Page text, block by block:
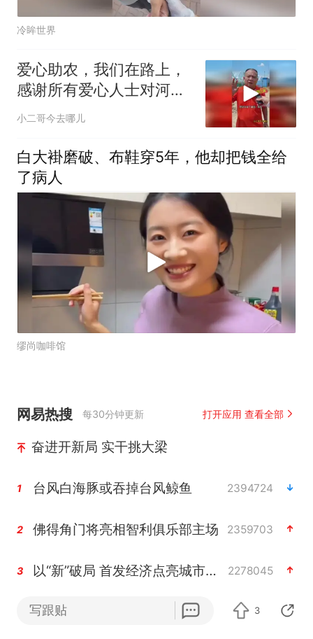
冷眸世界
爱心助农，我们在路上，
感谢所有爱心人士对河南
瓜农的帮扶
小二哥今去哪儿
白大褂磨破、布鞋穿5年，他却把钱全给
了病人
缪尚咖啡馆
网易热搜 每30分钟更新 打开应用 查看全部
奋进开新局 实干挑大梁
1 台风白海豚或吞掉台风鲸鱼 2394724
2 佛得角门将亮相智利俱乐部主场 2359703
3 以“新”破局 首发经济点亮城市消费活力 2278045
2276347
写跟贴 3